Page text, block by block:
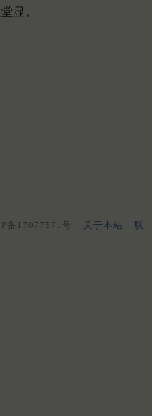
显。
备17077571号 关于本站
联